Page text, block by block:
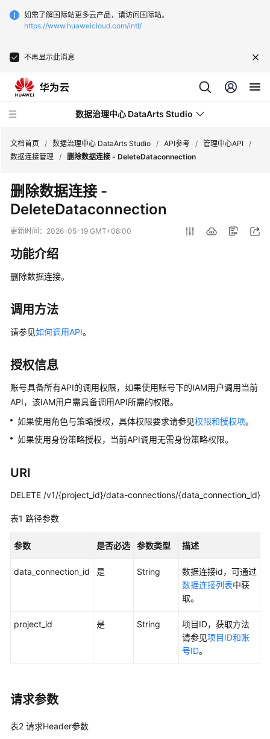
如需了解国际站更多云产品，请访问国际站。
https://www.huaweicloud.com/intl/
不再显示此消息
数据治理中心 DataArts Studio
最
新
动
服
务
公
产
品
绍
数
据
理
方
快
入
户
最
API
参
考
文档首页 / 数据治理中心 DataArts Studio / API参考 / 管理中心API /
数据连接管理 / 删除数据连接 - DeleteDataconnection
删除数据连接 -
DeleteDataconnection
更新时间： 2026-05-19 GMT+08:00
功能介绍
删除数据连接。
调用方法
请参见如何调用API。
授权信息
账号具备所有API的调用权限，如果使用账号下的IAM用户调用当前
API，该IAM用户需具备调用API所需的权限。
如果使用角色与策略授权，具体权限要求请参见权限和授权项。
如果使用身份策略授权，当前API调用无需身份策略权限。
URI
DELETE /v1/{project_id}/data-connections/{data_connection_id}
表1 路径参数
参数 是否必选 参数类型 描述
data_connection_id 是 String
数据连接id，可通过
数据连接列表中获
取。
project_id 是 String
项目ID，获取方法
请参见项目ID和账
号ID。
请求参数
表2 请求Header参数